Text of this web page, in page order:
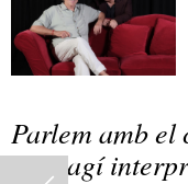
Parlem amb el
Bardagí